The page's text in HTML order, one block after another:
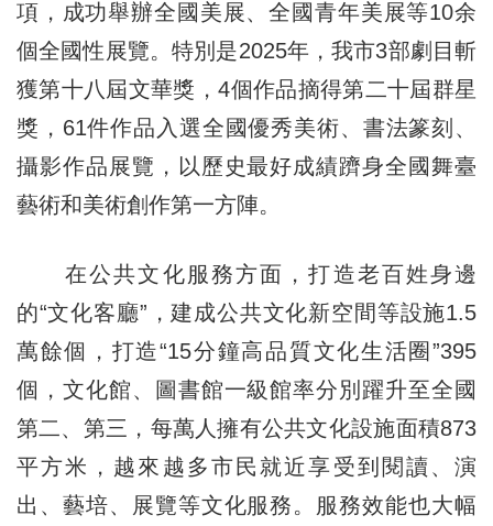
項，成功舉辦全國美展、全國青年美展等10余
個全國性展覽。特別是2025年，我市3部劇目斬
獲第十八屆文華獎，4個作品摘得第二十屆群星
獎，61件作品入選全國優秀美術、書法篆刻、
攝影作品展覽，以歷史最好成績躋身全國舞臺
藝術和美術創作第一方陣。
在公共文化服務方面，打造老百姓身邊
的“文化客廳”，建成公共文化新空間等設施1.5
萬餘個，打造“15分鐘高品質文化生活圈”395
個，文化館、圖書館一級館率分別躍升至全國
第二、第三，每萬人擁有公共文化設施面積873
平方米，越來越多市民就近享受到閱讀、演
出、藝培、展覽等文化服務。服務效能也大幅